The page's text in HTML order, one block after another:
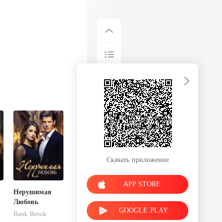
Нерушимая
Любовь
Bank Brook
Скачать приложение
APP STORE
GOOGLE PLAY